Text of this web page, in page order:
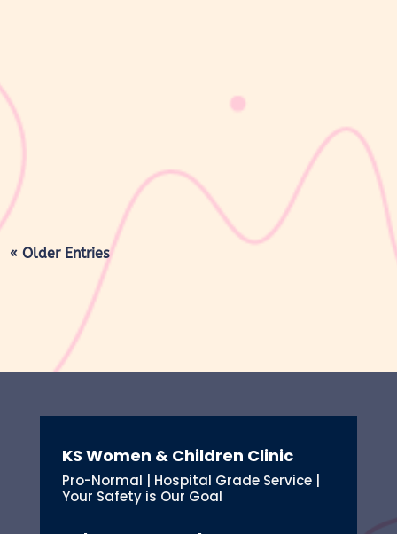
yang dimulai sejak bayi lahir hingga organ reproduksi kembali
seperti sebelum hamil. Selama masa ini, tubuh Moms akan
mengalami berbagai perubahan, mulai dari rahim yang berangsur
« Older Entries
KS Women & Children Clinic
Pro-Normal | Hospital Grade Service |
Your Safety is Our Goal